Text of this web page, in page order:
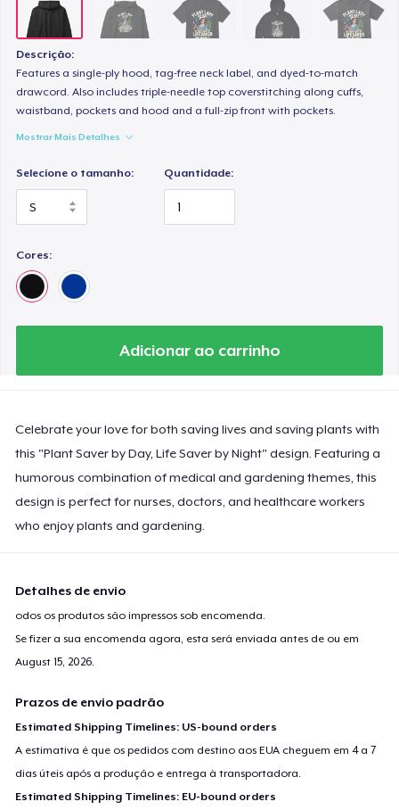
Descrição:
Features a single-ply hood, tag-free neck label, and dyed-to-match
drawcord. Also includes triple-needle top coverstitching along cuffs,
waistband, pockets and hood and a full-zip front with pockets.
Mostrar Mais Detalhes
Selecione o tamanho: Quantidade:
Cores:
Adicionar ao carrinho
Celebrate your love for both saving lives and saving plants with
this "Plant Saver by Day, Life Saver by Night" design. Featuring a
humorous combination of medical and gardening themes, this
design is perfect for nurses, doctors, and healthcare workers
who enjoy plants and gardening.
Detalhes de envio
odos os produtos são impressos sob encomenda.
Se fizer a sua encomenda agora, esta será enviada antes de ou em
August 15, 2026.
Prazos de envio padrão
Estimated Shipping Timelines: US-bound orders
A estimativa é que os pedidos com destino aos EUA cheguem em 4 a 7
dias úteis após a produção e entrega à transportadora.
Estimated Shipping Timelines: EU-bound orders
Premium Tank Top
US$ 19,99
Eco Unisex Tee
US$ 33,99